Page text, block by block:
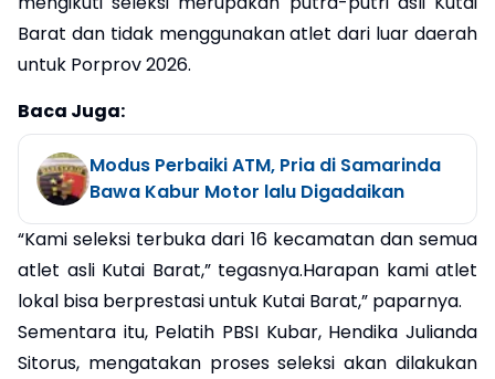
Barat dan tidak menggunakan atlet dari luar daerah
untuk Porprov 2026.
Baca Juga:
Modus Perbaiki ATM, Pria di Samarinda
Bawa Kabur Motor lalu Digadaikan
“Kami seleksi terbuka dari 16 kecamatan dan semua
atlet asli Kutai Barat,” tegasnya.Harapan kami atlet
lokal bisa berprestasi untuk Kutai Barat,” paparnya.
Sementara itu, Pelatih PBSI Kubar, Hendika Julianda
Sitorus, mengatakan proses seleksi akan dilakukan